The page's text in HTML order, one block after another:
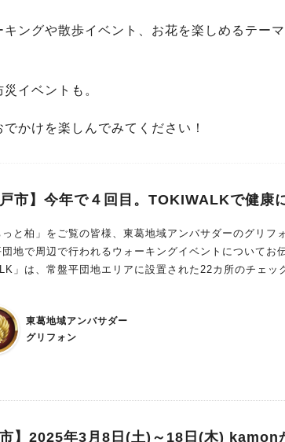
ングや散歩イベント、お花を楽しめるテー
イベントも。
かけを楽しんでみてください！
戸市】今年で４回目。TOKIWALKで健康
っと柏」をご覧の皆様、東葛地域アンバサダーのグリフォンです
団地で周辺で行われるウォーキングイベントについて
」は、常盤平団地エリアに設置された22カ所のチェッ
機構が連携して2023年から運営しているそうです。 名称は、常盤平（TOKIWA）で時（T
経て育まれた豊かな緑を感じながら、楽しく歩いて（
クポイントの一つには、歩幅を計測して脚力の健康度を確認できるチェ
されたチェックポイント（歩幅計測プログラム） 開催
東葛地域アンバサダー
グリフォン
市】2025年3月8日(土)～18日(木) kamon